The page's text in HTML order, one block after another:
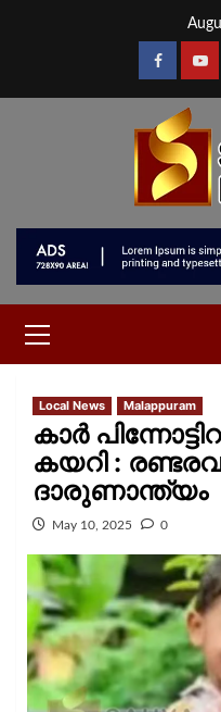
Local News Malappuram
കാർ
കയറി :
ദാരുണാന്ത്യം
May 10, 2025 0